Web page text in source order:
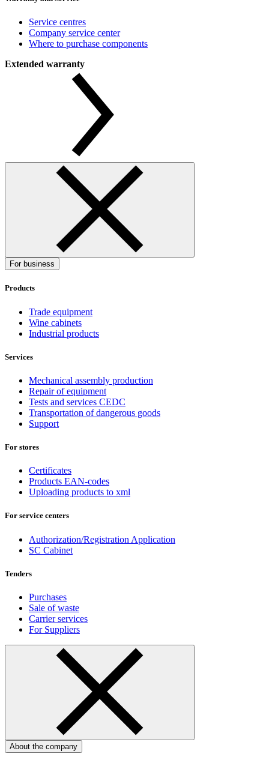
Service centres
Company service center
Where to purchase components
Extended warranty
For business
Products
Trade equipment
Wine cabinets
Industrial products
Services
Mechanical assembly production
Repair of equipment
Tests and services CEDC
Transportation of dangerous goods
Support
For stores
Certificates
Products EAN-codes
Uploading products to xml
For service centers
Authorization/Registration Application
SC Cabinet
Tenders
Purchases
Sale of waste
Carrier services
For Suppliers
About the company